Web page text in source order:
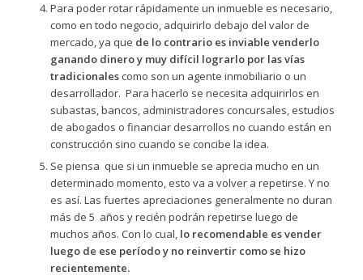
Para poder rotar rápidamente un inmueble es necesario,
como en todo negocio, adquirirlo debajo del valor de
mercado, ya que de lo contrario es inviable venderlo
ganando dinero y muy difícil lograrlo por las vías
tradicionalescomo son un agente inmobiliario o un
desarrollador. Para hacerlo se necesita adquirirlos en
subastas, bancos, administradores concursales, estudios
de abogados o financiar desarrollos no cuando están en
construcción sino cuando se concibe la idea.
Se piensa que si un inmueble se aprecia mucho en un
determinado momento, esto va a volver a repetirse. Y no
es así. Las fuertes apreciaciones generalmente no duran
más de 5 años y recién podrán repetirse luego de
muchos años. Con lo cual, lo recomendable es vender
luego de ese período y no reinvertir como se hizo
recientemente.